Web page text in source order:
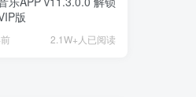
版
2.1W+人已阅读